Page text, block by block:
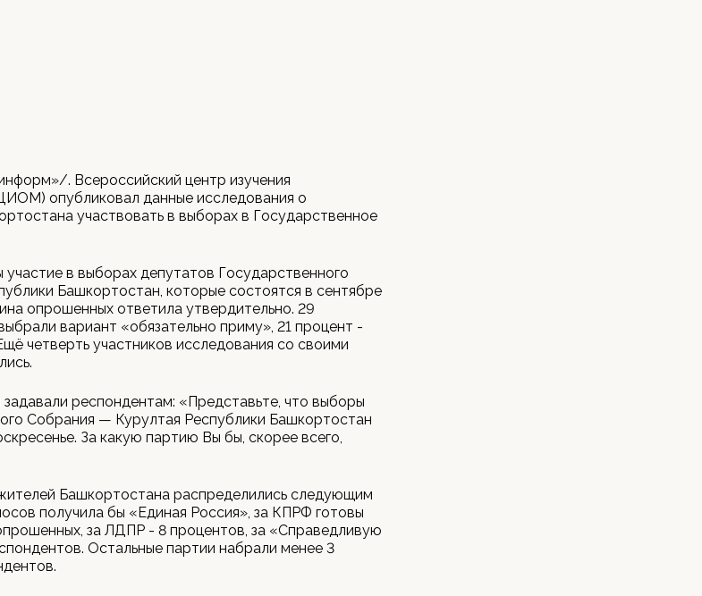
. Всероссийский центр изучения
опубликовал данные исследования о
участвовать в выборах в Государственное
в выборах депутатов Государственного
Башкортостан, которые состоятся в сентябре
опрошенных ответила утвердительно. 29
вариант «обязательно приму», 21 процент -
четверть участников исследования со своими
респондентам: «Представьте, что выборы
Собрания — Курултая Республики Башкортостан
За какую партию Вы бы, скорее всего,
Башкортостана распределились следующим
получила бы «Единая Россия», за КПРФ готовы
за ЛДПР - 8 процентов, за «Справедливую
Остальные партии набрали менее 3